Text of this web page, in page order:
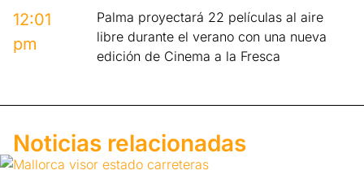
12:01
pm
Palma proyectará 22 películas al aire
libre durante el verano con una nueva
edición de Cinema a la Fresca
Noticias relacionadas